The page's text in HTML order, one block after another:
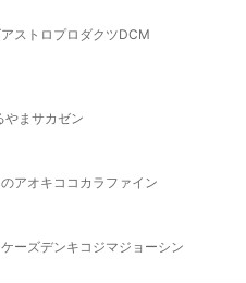
アストロプロダクツDCM
やま サカゼン
アオキココカラファイン
ケーズデンキ コジマジョーシン